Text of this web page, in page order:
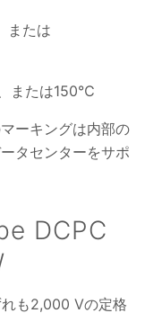
または
または150℃
ーキングは内部の
タセンターをサポ
DCPC
も2,000 Vの定格